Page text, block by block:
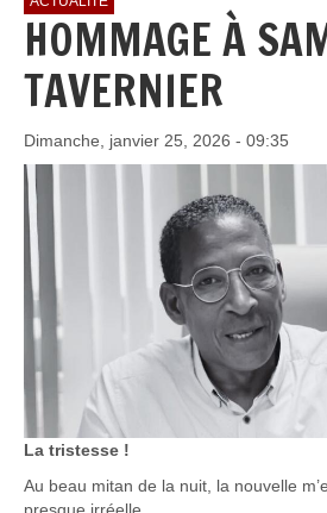
HOMMAGE À
TAVERNIER
Dimanche, janvier 25, 2026 - 09:35
La tristesse !
Au beau mitan de la nuit, la nouvelle